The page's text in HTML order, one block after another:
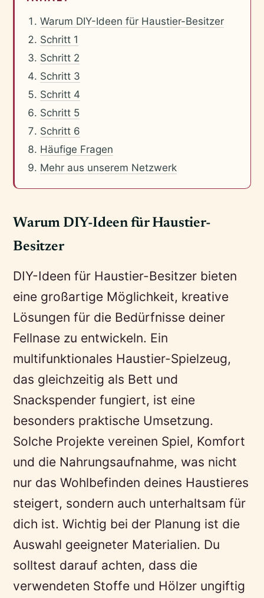
Warum DIY-Ideen für Haustier-Besitzer
Schritt 1
Schritt 2
Schritt 3
Schritt 4
Schritt 5
Schritt 6
Häufige Fragen
Mehr aus unserem Netzwerk
Warum DIY-Ideen für Haustier-
Besitzer
DIY-Ideen für Haustier-Besitzer bieten
eine großartige Möglichkeit, kreative
Lösungen für die Bedürfnisse deiner
Fellnase zu entwickeln. Ein
multifunktionales Haustier-Spielzeug,
das gleichzeitig als Bett und
Snackspender fungiert, ist eine
besonders praktische Umsetzung.
Solche Projekte vereinen Spiel, Komfort
und die Nahrungsaufnahme, was nicht
nur das Wohlbefinden deines Haustieres
steigert, sondern auch unterhaltsam für
dich ist. Wichtig bei der Planung ist die
Auswahl geeigneter Materialien. Du
solltest darauf achten, dass die
verwendeten Stoffe und Hölzer ungiftig